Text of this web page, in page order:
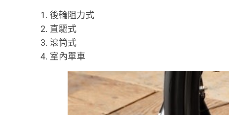
後輪阻力式
直驅式
滾筒式
室內單車